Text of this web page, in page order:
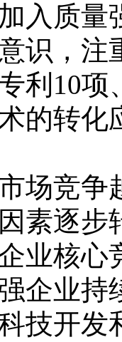
质量
识，注
利10
的转
竞争
素逐
业核
企业
技开发